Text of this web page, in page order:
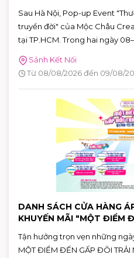
Sau Hà Nội, Pop-up Event
truyền đời" của Mộc Châu
tại TP.HCM. Trong hai ngày
có cơ hội khám phá những
gia nhiều hoạt động tương tác
bản giới hạn tại AEON MALL
Sảnh Kết Nối
Từ 08/08/2026 đến 09/08/
DANH SÁCH CỬA HÀNG
KHUYẾN MÃI "MỘT ĐIỂM
Tận hưởng trọn vẹn những
MỘT ĐIỂM ĐẾN GẤP ĐÔI TRẢI